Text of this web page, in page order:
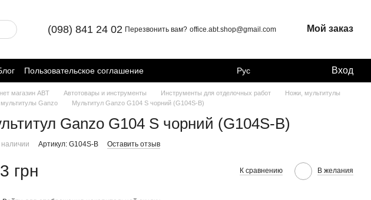
(098) 841 24 02 Перезвонить вам? office.abt.shop@gmail.com Мой заказ
Пользовательское соглашение
Рус Вход
магазин ABT Автотовары и инструменты Инструменты для отделочных работ
Ножи, мультитулы
Ganzo
Мультитул Ganzo G104 S чорний (G104S-B)
Ganzo G104 S чорний (G104S-B)
наличии Артикул: G104S-B Оставить отзыв
грн К сравнению В желания